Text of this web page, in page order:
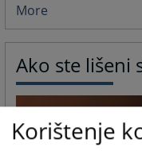
More
Ako ste lišeni
Korištenje